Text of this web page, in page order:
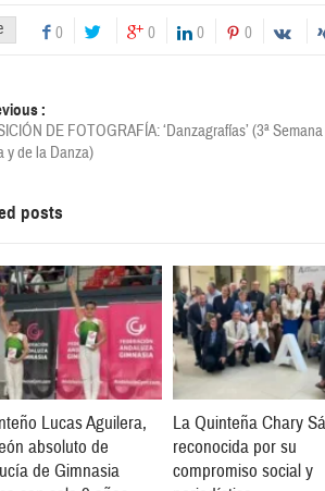
0 0 0 0
:
DE FOTOGRAFÍA: ‘Danzagrafías’ (3ª
y de la Danza)
posts
Lucas Aguilera,
absoluto de
de Gimnasia
La Quinteña Chary
reconocida por su
compromiso social y